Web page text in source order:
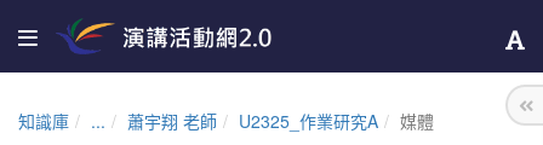
知識庫 ... 蕭宇翔 老師 U2325_作業研究A 媒體